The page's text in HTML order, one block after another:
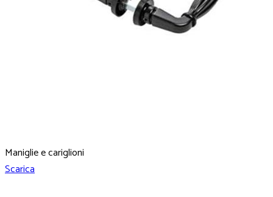
Maniglie e cariglioni
Scarica